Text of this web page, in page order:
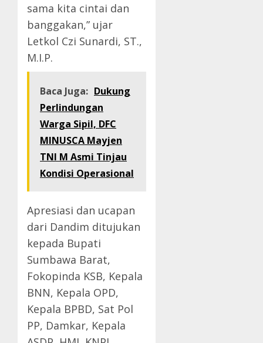
sama kita cintai dan
banggakan,” ujar
Letkol Czi Sunardi, ST.,
M.I.P.
Baca Juga: Dukung
Perlindungan
Warga Sipil, DFC
MINUSCA Mayjen
TNI M Asmi Tinjau
Kondisi Operasional
Apresiasi dan ucapan
dari Dandim ditujukan
kepada Bupati
Sumbawa Barat,
Fokopinda KSB, Kepala
BNN, Kepala OPD,
Kepala BPBD, Sat Pol
PP, Damkar, Kepala